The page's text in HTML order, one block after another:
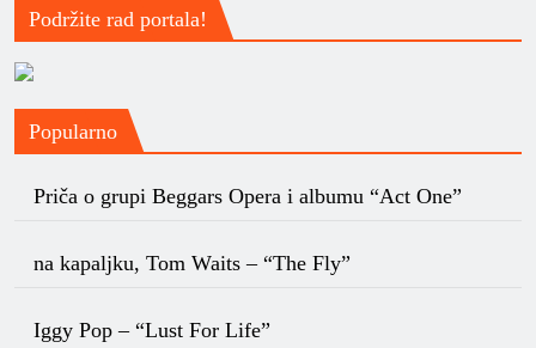
Podržite rad portala!
Popularno
Priča o grupi Beggars Opera i albumu “Act One”
na kapaljku, Tom Waits – “The Fly”
Iggy Pop – “Lust For Life”